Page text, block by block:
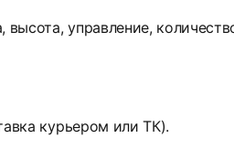
управление,
курьером или ТК).